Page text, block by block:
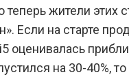
жители этих
Если на старте
оценивалась
на 30-40%, то